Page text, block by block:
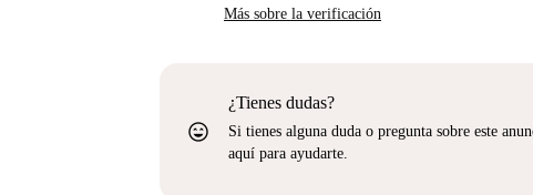
Más sobre la verificación
sentiment_very_satisfied
¿Tienes dudas?
Si tienes alguna duda o pregunta sobre este
aquí para ayudarte.